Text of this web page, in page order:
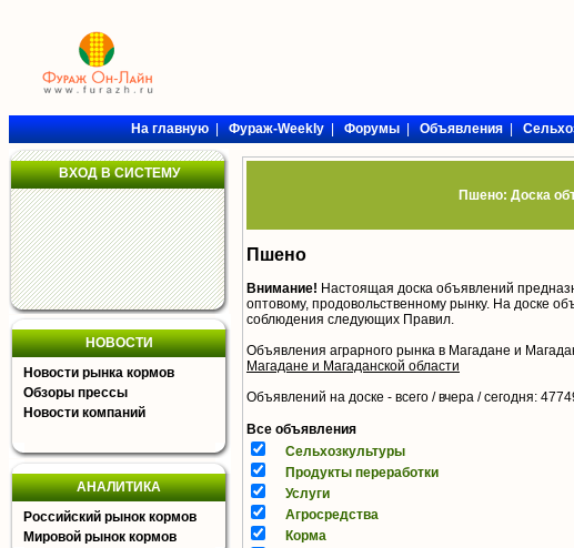
На главную|Фураж-Weekly|Форумы|Объявления|
ВХОД В СИСТЕМУ
НОВОСТИ
Новости рынка кормов
Обзоры прессы
Новости компаний
АНАЛИТИКА
Российский рынок кормов
Мировой рынок кормов
Пшено: Доска
Пшено
Внимание! Настоящая доска объявлений
оптовому, продовольственному рынку. На доске
соблюдения следующих Правил.
Объявления аграрного рынка в Магадане и
Магадане и Магаданской области
Объявлений на доске - всего / вчера /сегодня:
Все объявления
Сельхозкультуры
Продукты переработки
Услуги
Агросредства
Корма